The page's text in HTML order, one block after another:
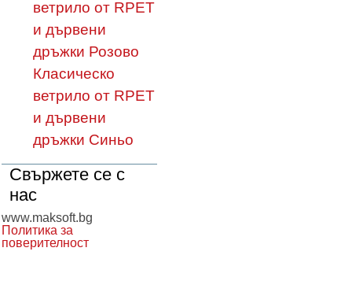
ветрило от RPET
и дървени
дръжки Розово
Класическо
ветрило от RPET
и дървени
дръжки Синьо
Свържете се с
нас
www.maksoft.bg
Политика за
поверителност